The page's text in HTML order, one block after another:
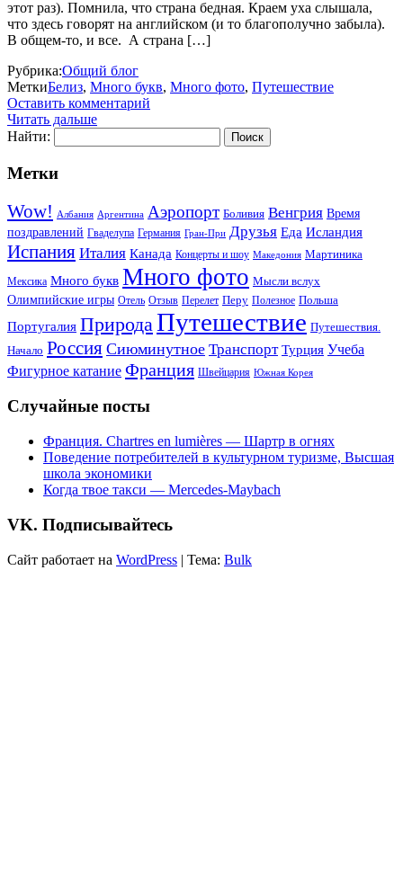
этот раз). Помнила, что страна бедная. Краем уха слышала,
что здесь говорят на английском (и то благополучно забыла).
В общем-то, и все. А страна […]
Рубрика:Общий блог
МеткиБелиз, Много букв, Много фото, Путешествие
Оставить комментарий
Читать дальше
Найти:
Метки
Wow! Албания Аргентина Аэропорт Боливия Венгрия Время
поздравлений Гваделупа Германия Гран-При Друзья Еда Исландия
Испания Италия Канада Концерты и шоу Македония Мартиника
Мексика Много букв Много фото Мысли вслух
Олимпийские игры Отель Отзыв Перелет Перу Полезное Польша
Португалия Природа Путешествие Путешествия.
Начало Россия Сиюминутное Транспорт Турция Учеба
Фигурное катание Франция Швейцария Южная Корея
Случайные посты
Франция. Chartres en lumières — Шартр в огнях
Поведение потребителей в культурном туризме, Высшая
школа экономики
Когда твое такси — Mercedes-Maybach
VK. Подписывайтесь
Сайт работает на WordPress | Тема: Bulk